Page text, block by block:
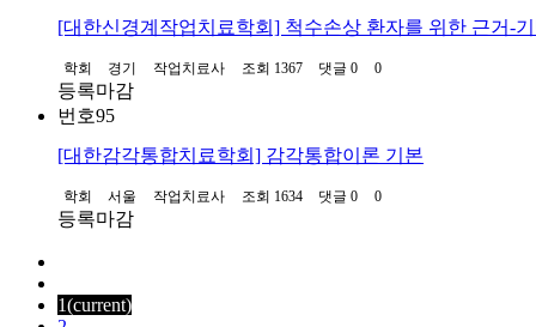
[대한신경계작업치료학회] 척수손상 환자를 위한 근거-
학회 경기 작업치료사 조회 1367 댓글 0 0
등록마감
번호95
[대한감각통합치료학회] 감각통합이론 기본
학회 서울 작업치료사 조회 1634 댓글 0 0
등록마감
1(current)